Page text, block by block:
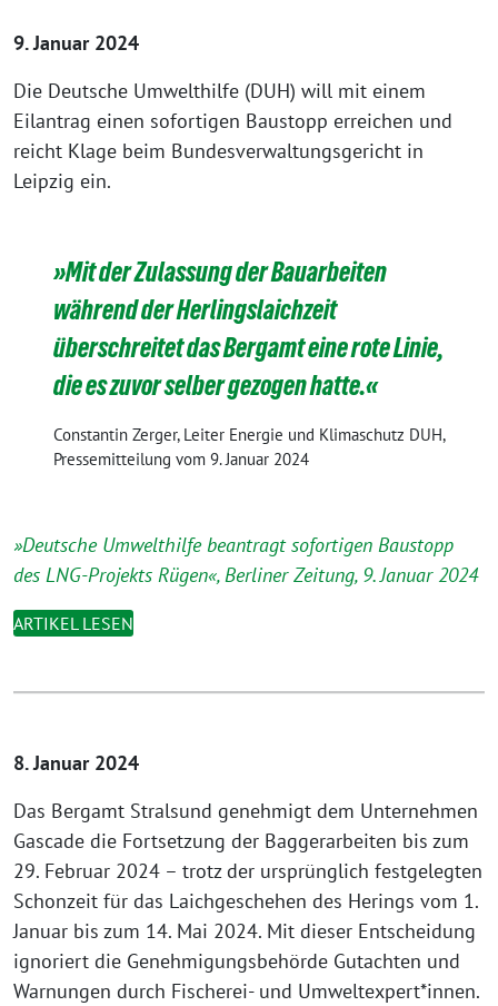
9. Januar 2024
Die Deutsche Umwelthilfe (DUH) will mit einem
Eilantrag einen sofortigen Baustopp erreichen und
reicht Klage beim Bundesverwaltungsgericht in
Leipzig ein.
»Mit der Zulassung der Bauarbeiten
während der Herlingslaichzeit
überschreitet das Bergamt eine rote Linie,
die es zuvor selber gezogen hatte.«
Constantin Zerger, Leiter Energie und Klimaschutz DUH,
Pressemitteilung vom 9. Januar 2024
»Deutsche Umwelthilfe beantragt sofortigen Baustopp
des LNG-Projekts Rügen«, Berliner Zeitung, 9. Januar 2024
ARTIKEL LESEN
8. Januar 2024
Das Bergamt Stralsund genehmigt dem Unternehmen
Gascade die Fortsetzung der Baggerarbeiten bis zum
29. Februar 2024 – trotz der ursprünglich festgelegten
Schonzeit für das Laichgeschehen des Herings vom 1.
Januar bis zum 14. Mai 2024. Mit dieser Entscheidung
ignoriert die Genehmigungsbehörde Gutachten und
Warnungen durch Fischerei- und Umweltexpert*innen.